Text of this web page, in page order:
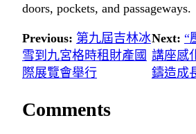
doors, pockets, and passageways.
Previous: 第九屆吉林冰
雪到九宮格時租財產國
際展覽會舉行
Next: “
講座感
鑄造成
Comments